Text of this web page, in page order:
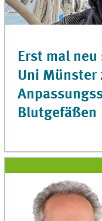
Erst mal
Uni Münster
Blutgefäßen